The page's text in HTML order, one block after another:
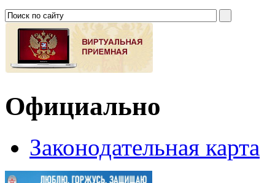
Официально
Законодательная карта